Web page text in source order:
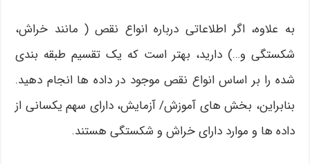
به علاوه، اگر اطلاعاتی درباره انواع نقص ( مانند خراش،
شکستگی و…) دارید، بهتر است که یک تقسیم طبقه بندی
شده را بر اساس انواع نقص موجود در داده ها انجام دهید.
بنابراین، بخش های آموزش/ آزمایش، دارای سهم یکسانی از
داده ها و موارد دارای خراش و شکستگی هستند.